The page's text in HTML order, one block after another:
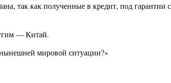
так как полученные в кредит, под
— Китай.
мировой ситуации?»